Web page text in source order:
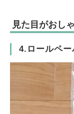
見た目がおし
4.ロールペ